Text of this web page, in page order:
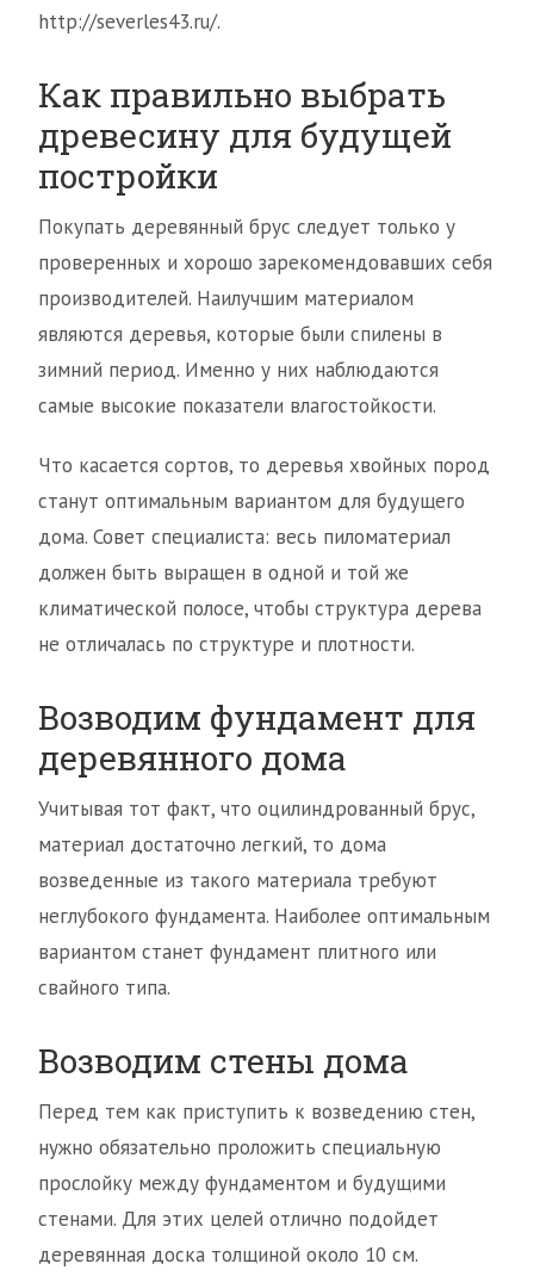
http://severles43.ru/.
Как правильно выбрать
древесину для будущей
постройки
Покупать деревянный брус следует только у
проверенных и хорошо зарекомендовавших себя
производителей. Наилучшим материалом
являются деревья, которые были спилены в
зимний период. Именно у них наблюдаются
самые высокие показатели влагостойкости.
Что касается сортов, то деревья хвойных пород
станут оптимальным вариантом для будущего
дома. Совет специалиста: весь пиломатериал
должен быть выращен в одной и той же
климатической полосе, чтобы структура дерева
не отличалась по структуре и плотности.
Возводим фундамент для
деревянного дома
Учитывая тот факт, что оцилиндрованный брус,
материал достаточно легкий, то дома
возведенные из такого материала требуют
неглубокого фундамента. Наиболее оптимальным
вариантом станет фундамент плитного или
свайного типа.
Возводим стены дома
Перед тем как приступить к возведению стен,
нужно обязательно проложить специальную
прослойку между фундаментом и будущими
стенами. Для этих целей отлично подойдет
деревянная доска толщиной около 10 см.